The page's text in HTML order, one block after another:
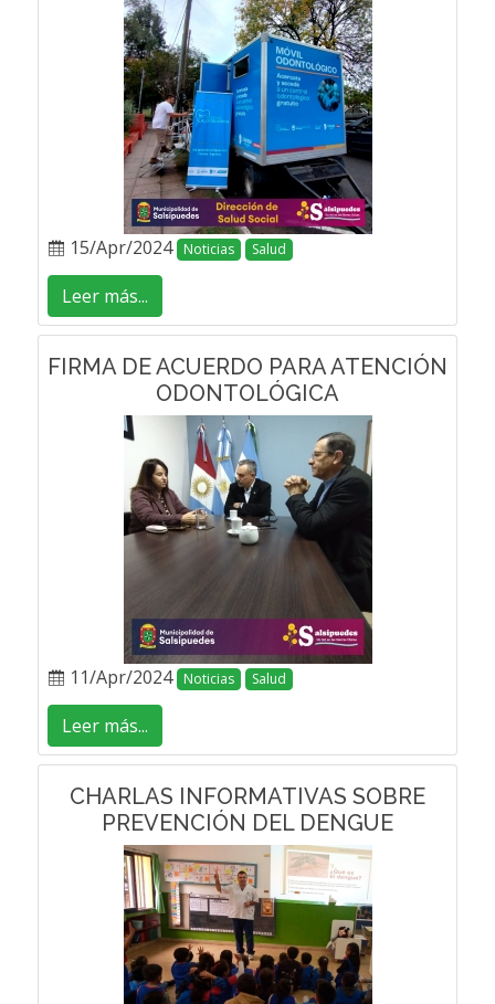
15/Apr/2024 Noticias Salud
Leer más...
FIRMA DE ACUERDO PARA ATENCIÓN
ODONTOLÓGICA
11/Apr/2024 Noticias Salud
Leer más...
CHARLAS INFORMATIVAS SOBRE
PREVENCIÓN DEL DENGUE